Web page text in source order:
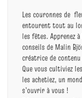
Les couronnes de
entourent tout au
les fêtes. Apprenez
conseils de Malin
créatrice de
Que vous cultiviez
les achetiez, un
s’ouvrir à vous !